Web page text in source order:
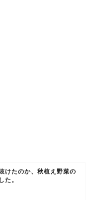
けたのか、秋植え野菜の
た。